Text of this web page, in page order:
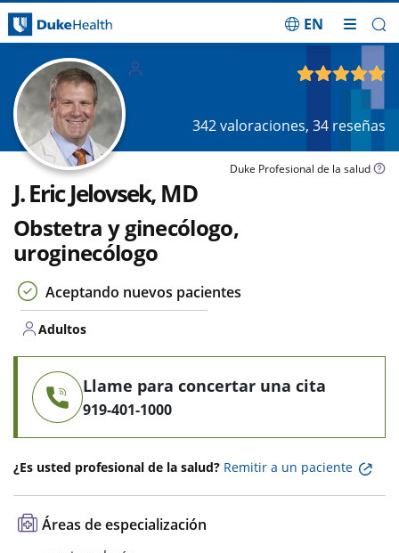
EN
342valoraciones, 34 reseñas
Duke Profesional de la salud
J. Eric Jelovsek, MD
Obstetra y ginecólogo,
uroginecólogo
Aceptando nuevos pacientes
Adultos
Llame para concertar una cita
919-401-1000
¿Es usted profesional de la salud? Remitir a un paciente
Áreas de especialización